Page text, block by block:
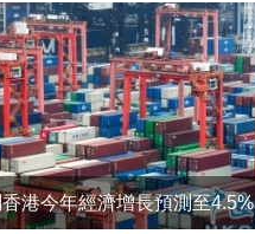
港今年經濟增長預測至4.5%